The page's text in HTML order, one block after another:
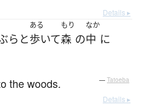
Details ▸
らと
ある
歩いて
もり
森 の
なか
中 に
the woods. — Tatoeba
Details ▸